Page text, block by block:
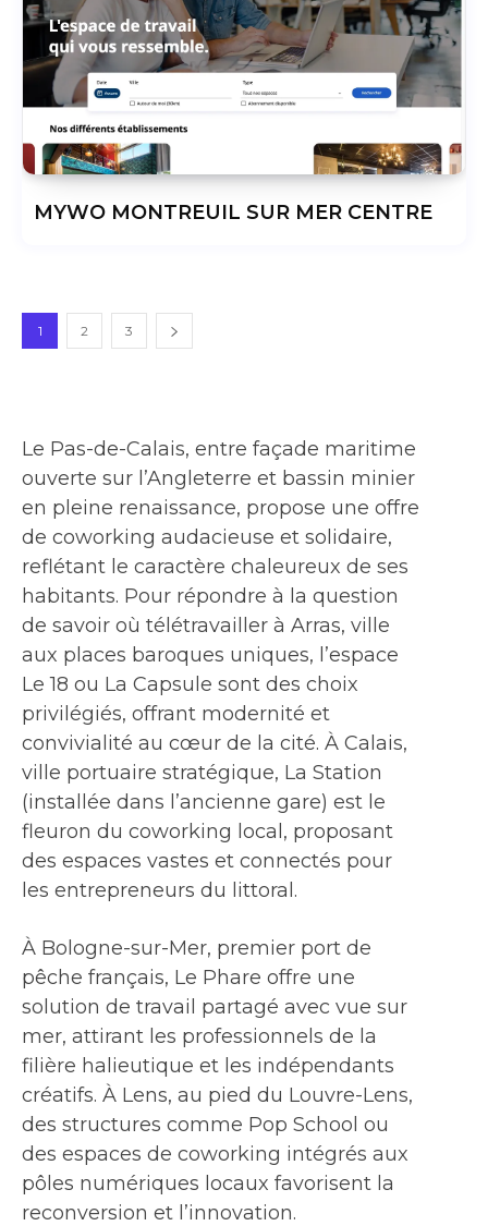
MYWO MONTREUIL SUR MER CENTRE
1 2 3
Le Pas-de-Calais, entre façade maritime
ouverte sur l’Angleterre et bassin minier
en pleine renaissance, propose une offre
de coworking audacieuse et solidaire,
reflétant le caractère chaleureux de ses
habitants. Pour répondre à la question
de savoir où télétravailler à Arras, ville
aux places baroques uniques, l’espace
Le 18 ou La Capsule sont des choix
privilégiés, offrant modernité et
convivialité au cœur de la cité. À Calais,
ville portuaire stratégique, La Station
(installée dans l’ancienne gare) est le
fleuron du coworking local, proposant
des espaces vastes et connectés pour
les entrepreneurs du littoral.
À Bologne-sur-Mer, premier port de
pêche français, Le Phare offre une
solution de travail partagé avec vue sur
mer, attirant les professionnels de la
filière halieutique et les indépendants
créatifs. À Lens, au pied du Louvre-Lens,
des structures comme Pop School ou
des espaces de coworking intégrés aux
pôles numériques locaux favorisent la
reconversion et l’innovation.